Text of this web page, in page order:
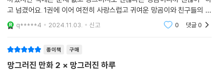
고 넘겼어요. 1권에 이어 여전히 사랑스럽고 귀여운 망곰이와 친구들의 이
야기 재미있게 잘 봤습니다~ 다음권도 기다릴게요~!!
q*****4 2024.11.03. 신고 0 댓글0
종이책 구매
망그러진 만화 2 × 망그러진 하루